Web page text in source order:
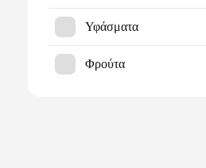
Υφάσματα
Φρούτα